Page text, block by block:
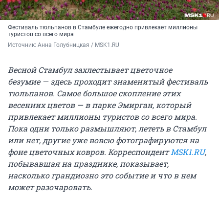
Фестиваль тюльпанов в Стамбуле ежегодно привлекает миллионы
туристов со всего мира
Источник: Анна Голубницкая / MSK1.RU
Весной Стамбул захлестывает цветочное
безумие — здесь проходит знаменитый фестиваль
тюльпанов. Самое большое скопление этих
весенних цветов — в парке Эмирган, который
привлекает миллионы туристов со всего мира.
Пока одни только размышляют, лететь в Стамбул
или нет, другие уже вовсю фотографируются на
фоне цветочных ковров. КорреспондентMSK1.RU,
побывавшая на празднике, показывает,
насколько грандиозно это событие и что в нем
может разочаровать.